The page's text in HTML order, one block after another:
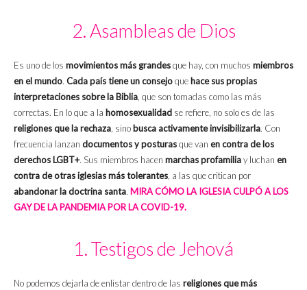
2. Asambleas de Dios
Es uno de los movimientos más grandesque hay, con muchos miembros
en el mundo. Cada país tiene un consejoque hace sus propias
interpretaciones sobre la Biblia, que son tomadas como las más
correctas. En lo que a la homosexualidad se refiere, no solo es de las
religiones que la rechaza, sino busca activamente invisibilizarla. Con
frecuencia lanzan documentos y posturasque van en contra de los
derechos LGBT+. Sus miembros hacen marchas profamiliay luchan en
contra de otras iglesias más tolerantes, a las que critican por
abandonar la doctrina santa. MIRA CÓMO LA IGLESIA CULPÓ A LOS
GAY DE LA PANDEMIA POR LA COVID-19.
1. Testigos de Jehová
No podemos dejarla de enlistar dentro de las religiones que más